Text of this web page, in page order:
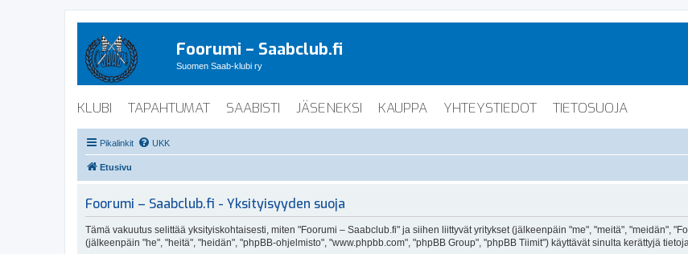
Foorumi – Saabclub.fi
Suomen Saab-klubi ry
KLUBI TAPAHTUMAT SAABISTI JÄSENEKSI KAUPPA YHTEYSTIEDOT TIETOSUOJA
Pikalinkit UKK
Etusivu
Foorumi – Saabclub.fi - Yksityisyyden suoja
Tämä vakuutus selittää yksityiskohtaisesti, miten "Foorumi – Saabclub.fi" ja siihen liittyvät yritykset (jälkeenpäin "me", "meitä", "meidän",
(jälkeenpäin "he", "heitä", "heidän", "phpBB-ohjelmisto", "www.phpbb.com", "phpBB Group", "phpBB Tiimit") käyttävät sinulta kerättyjä